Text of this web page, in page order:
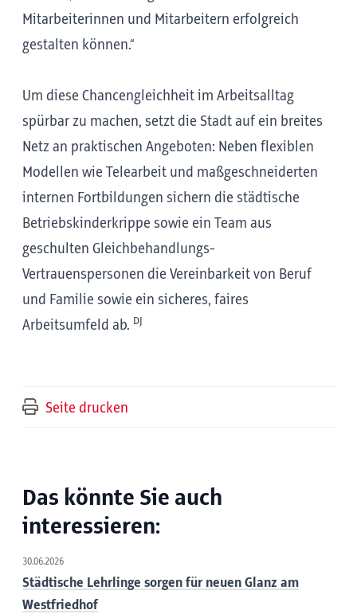
Mitarbeiterinnen und Mitarbeitern erfolgreich
gestalten können.“
Um diese Chancengleichheit im Arbeitsalltag
spürbar zu machen, setzt die Stadt auf ein breites
Netz an praktischen Angeboten: Neben flexiblen
Modellen wie Telearbeit und maßgeschneiderten
internen Fortbildungen sichern die städtische
Betriebskinderkrippe sowie ein Team aus
geschulten Gleichbehandlungs-
Vertrauenspersonen die Vereinbarkeit von Beruf
und Familie sowie ein sicheres, faires
Arbeitsumfeld ab. DJ
Seite drucken
Das könnte Sie auch
interessieren:
30.06.2026
Städtische Lehrlinge sorgen für neuen Glanz am
Westfriedhof